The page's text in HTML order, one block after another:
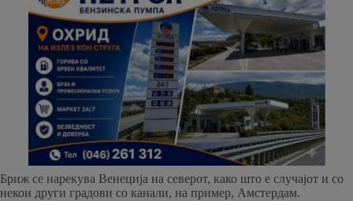
Бриж се нарекува Венеција на северот, како што е случајот и со
некои други градови со канали, на пример, Амстердам.